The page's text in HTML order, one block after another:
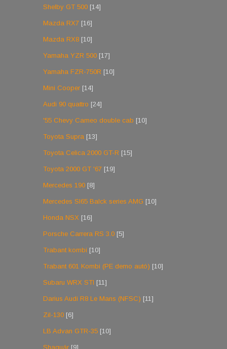
Shelby GT 500 [14]
Mazda RX7 [16]
Mazda RX8 [10]
Yamaha YZR 500 [17]
Yamaha FZR-750R [10]
Mini Cooper [14]
Audi 90 quattro [24]
'55 Chevy Cameo double cab [10]
Toyota Supra [13]
Toyota Celica 2000 GT-R [15]
Toyota 2000 GT '67 [19]
Mercedes 190 [8]
Mercedes Sl65 Balck series AMG [10]
Honda NSX [16]
Porsche Carrera RS 3.0 [5]
Trabant kombi [10]
Trabant 601 Kombi (PE demo autó) [10]
Subaru WRX STI [11]
Darius Audi R8 Le Mans (NFSC) [11]
Zil-130 [6]
LB Advan GTR-35 [10]
Shaguár [9]